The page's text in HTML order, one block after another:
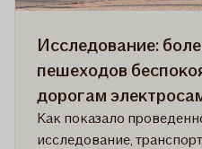
во
отпуска
Исследование:
пешеходов
дорогам
Как показало
исследование,